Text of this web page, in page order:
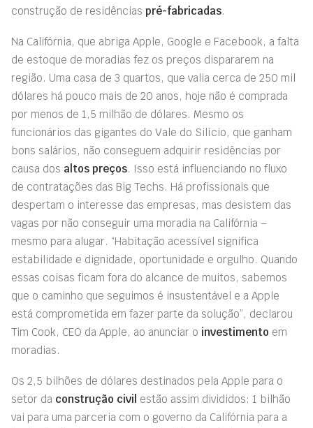
construção de residências pré-fabricadas.
Na Califórnia, que abriga Apple, Google e Facebook, a falta
de estoque de moradias fez os preços dispararem na
região. Uma casa de 3 quartos, que valia cerca de 250 mil
dólares há pouco mais de 20 anos, hoje não é comprada
por menos de 1,5 milhão de dólares. Mesmo os
funcionários das gigantes do Vale do Silício, que ganham
bons salários, não conseguem adquirir residências por
causa dos altos preços. Isso está influenciando no fluxo
de contratações das Big Techs. Há profissionais que
despertam o interesse das empresas, mas desistem das
vagas por não conseguir uma moradia na Califórnia –
mesmo para alugar. “Habitação acessível significa
estabilidade e dignidade, oportunidade e orgulho. Quando
essas coisas ficam fora do alcance de muitos, sabemos
que o caminho que seguimos é insustentável e a Apple
está comprometida em fazer parte da solução”, declarou
Tim Cook, CEO da Apple, ao anunciar o investimento em
moradias.
Os 2,5 bilhões de dólares destinados pela Apple para o
setor da construção civil estão assim divididos: 1 bilhão
vai para uma parceria com o governo da Califórnia para a